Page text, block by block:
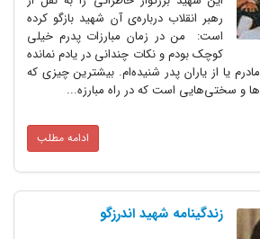
رهبر انقلاب درباره‌ی آن شهید بازگو کرده
است: من در زمان مبارزات پدرم خیلی
کوچک بودم و نکات چندانی در یادم نمانده
یا از یاران پدر شنیده‌ام. بیشترین چیزی که
و سختی‌هایی است که در راه مبارزه...
ادامه مطلب
زندگینامه شهید اندرزگو